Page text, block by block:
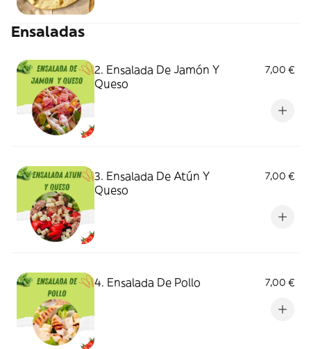
Ensaladas
2. Ensalada De Jamón Y
Queso
7,00 €
3. Ensalada De Atún Y
Queso
7,00 €
4. Ensalada De Pollo 7,00 €